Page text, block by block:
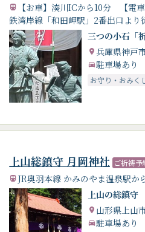
【お車】湊川ICから10分 【電
鉄湾岸線「和田岬駅」2番出口より
三つの小石「
兵庫県神戸
駐車場あり
お守り・おみく
上山総鎮守 月岡神社 ご祈祷
JR奥羽本線 かみのやま温泉駅か
上山の総鎮
山形県上山
駐車場あり